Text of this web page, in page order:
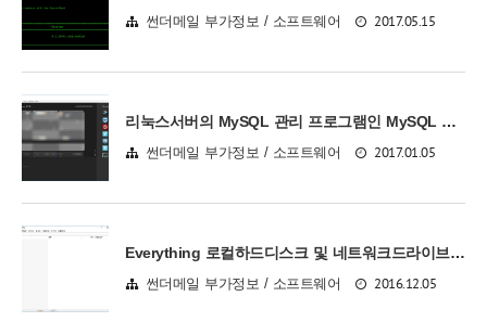
썬더메일 부가정보 / 소프트웨어 2017.05.15
리눅스서버의 MySQL 관리 프로그램인 MySQL Workbench 사용방법
썬더메일 부가정보 / 소프트웨어 2017.01.05
Everything 로컬하드디스크 및 네트워크드라이브 파일검색 빠르게 하기 복사
썬더메일 부가정보 / 소프트웨어 2016.12.05